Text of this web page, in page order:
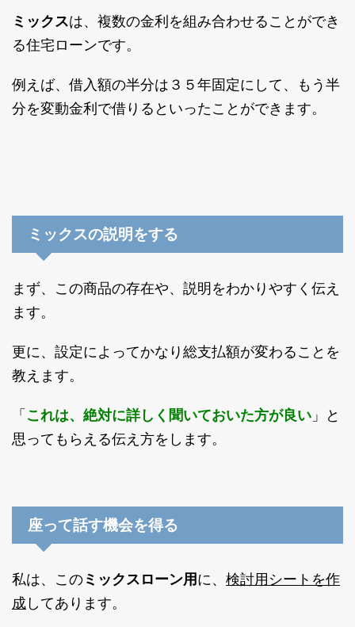
ミックスは、複数の金利を組み合わせることができ
る住宅ローンです。
例えば、借入額の半分は３５年固定にして、もう半
分を変動金利で借りるといったことができます。
ミックスの説明をする
まず、この商品の存在や、説明をわかりやすく伝え
ます。
更に、設定によってかなり総支払額が変わることを
教えます。
「 これは、絶対に詳しく聞いておいた方が良い 」と
思ってもらえる伝え方をします。
座って話す機会を得る
私は、この ミックスローン用 に、 検討用シートを作
成 してあります。